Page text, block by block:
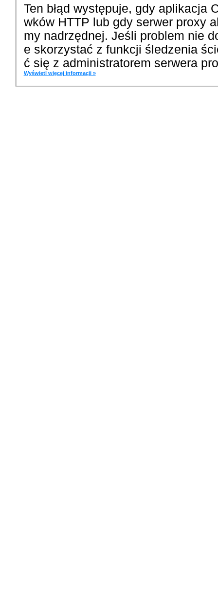
Ten błąd występuje, gdy aplikacja
wków HTTP lub gdy serwer proxy
my nadrzędnej. Jeśli problem nie
e skorzystać z funkcji śledzenia
ć się z administratorem serwera
Wyświetl więcej informacji »